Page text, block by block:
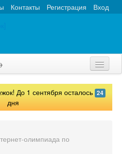
Вход
Регистрация
Контакты
До 1 сентября осталось 24
дня
олимпиада по